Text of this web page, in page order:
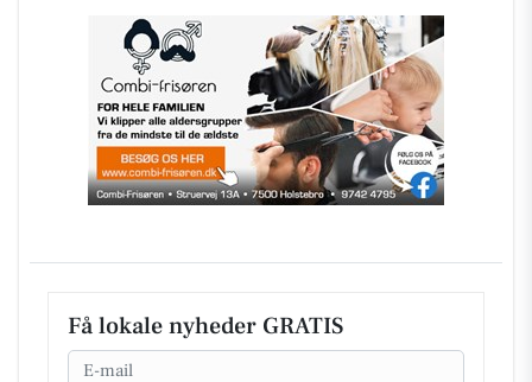
Få lokale nyheder GRATIS
Email